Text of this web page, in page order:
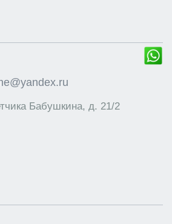
Бабушкина, д. 21/2